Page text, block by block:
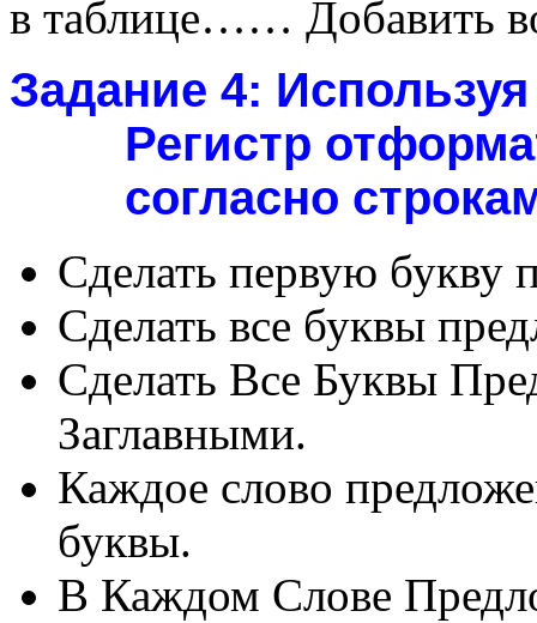
в таблице…… Добавить
Задание 4:
Регистр
согласно
Сделать первую букву
Сделать все буквы
Сделать Все Буквы
Заглавными.
Каждое слово
буквы.
В Каждом Слове